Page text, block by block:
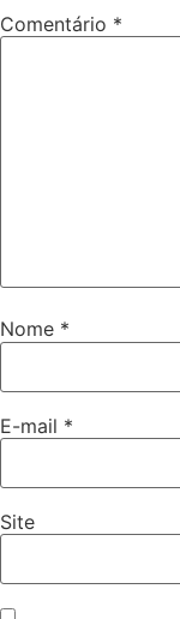
Comentário *
Nome *
E-mail *
Site